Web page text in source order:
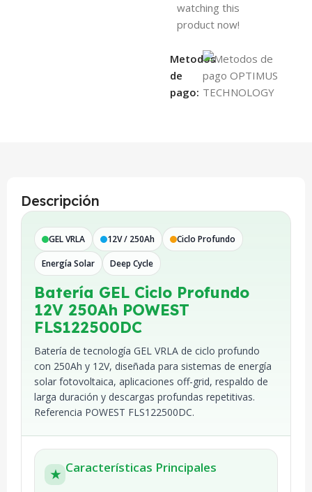
watching this
product now!
Metodos
de
pago:
Descripción
GEL VRLA 12V / 250Ah Ciclo Profundo
Energía Solar Deep Cycle
Batería GEL Ciclo Profundo
12V 250Ah POWEST
FLS122500DC
Batería de tecnología GEL VRLA de ciclo profundo
con 250Ah y 12V, diseñada para sistemas de energía
solar fotovoltaica, aplicaciones off-grid, respaldo de
larga duración y descargas profundas repetitivas.
Referencia POWEST FLS122500DC.
★ Características Principales